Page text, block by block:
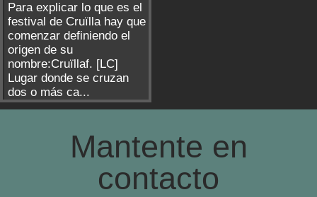
Para explicar lo que es el
festival de Cruïlla hay que
comenzar definiendo el
origen de su
nombre:Cruïllaf. [LC]
Lugar donde se cruzan
dos o más ca...
Mantente en
contacto